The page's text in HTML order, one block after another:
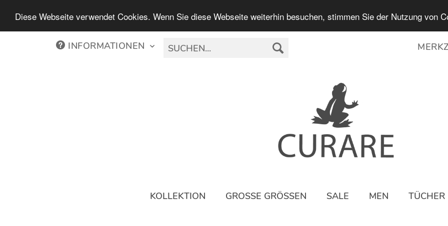
Diese Webseite verwendet Cookies. Wenn Sie diese Webseite weiterhin besuchen, stimmen Sie der Nutzung von
INFORMATIONEN
KOLLEKTION GROSSE GRÖSSEN SALE MEN TÜCHER